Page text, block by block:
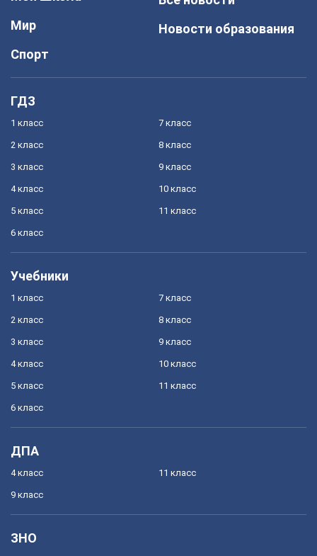
Мир
Спорт
Новости образования
ГДЗ
1 класс
2 класс
3 класс
4 класс
5 класс
6 класс
7 класс
8 класс
9 класс
10 класс
11 класс
Учебники
1 класс
2 класс
3 класс
4 класс
5 класс
6 класс
7 класс
8 класс
9 класс
10 класс
11 класс
ДПА
4 класс
9 класс
11 класс
ЗНО